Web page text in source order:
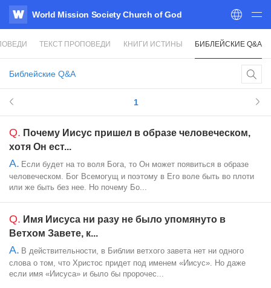
WATV
World Mission Society Church of God
ТЕКСТ ПРОПОВЕДИ КНИГИ ИСТИНЫ БИБЛЕЙСКИЕ Q&A
Библейские Q&A
1
Q. Почему Иисус пришел в образе человеческом,
хотя Он ест...
A. Если будет на то воля Бога, то Он может появиться в образе
человеческом. Бог Всемогущ и поэтому в Его воле быть во плоти
или же быть без нее. Но почему Бо...
Q. Имя Иисуса ни разу не было упомянуто в
Ветхом Завете, к...
A. В действительности, в Библии ветхого завета нет ни одного
слова о том, что Христос придет под именем «Иисус». Но даже
если имя «Иисуса» и было бы пророчес...